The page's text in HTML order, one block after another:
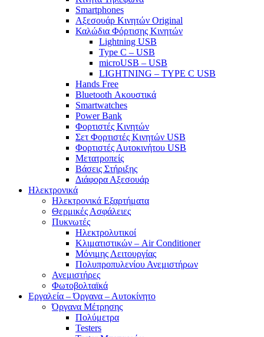
Smartphones
Αξεσουάρ Κινητών Original
Καλώδια Φόρτισης Κινητών
Lightning USB
Type C – USB
microUSB – USB
LIGHTNING – TYPE C USB
Hands Free
Bluetooth Ακουστικά
Smartwatches
Power Bank
Φορτιστές Κινητών
Σετ Φορτιστές Κινητών USB
Φορτιστές Αυτοκινήτου USB
Μετατροπείς
Βάσεις Στήριξης
Διάφορα Αξεσουάρ
Ηλεκτρονικά
Ηλεκτρονικά Εξαρτήματα
Θερμικές Ασφάλειες
Πυκνωτές
Ηλεκτρολυτικοί
Κλιματιστικών – Air Conditioner
Μόνιμης Λειτουργίας
Πολυπροπυλενίου Ανεμιστήρων
Ανεμιστήρες
Φωτοβολταϊκά
Εργαλεία – Όργανα – Αυτοκίνητο
Όργανα Μέτρησης
Πολύμετρα
Testers